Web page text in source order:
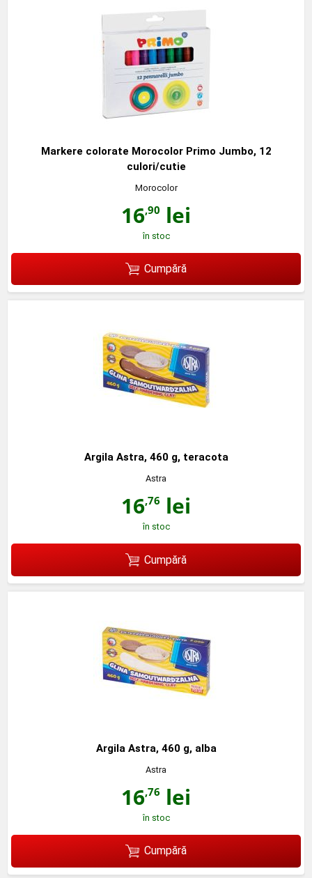
Markere colorate Morocolor Primo Jumbo, 12
culori/cutie
Morocolor
16,90 lei
în stoc
Cumpără
Argila Astra, 460 g, teracota
Astra
16,76 lei
în stoc
Cumpără
Argila Astra, 460 g, alba
Astra
16,76 lei
în stoc
Cumpără